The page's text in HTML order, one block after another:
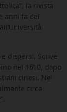
la rivista
anni fa del
dispersi. Scrive
nel 1610, dopo
cinesi. Nel
circa